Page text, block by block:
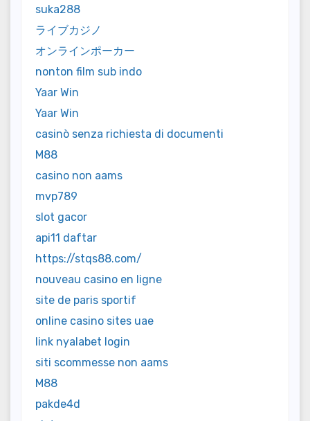
suka288
ライブカジノ
オンラインポーカー
nonton film sub indo
Yaar Win
Yaar Win
casinò senza richiesta di documenti
M88
casino non aams
mvp789
slot gacor
api11 daftar
https://stqs88.com/
nouveau casino en ligne
site de paris sportif
online casino sites uae
link nyalabet login
siti scommesse non aams
M88
pakde4d